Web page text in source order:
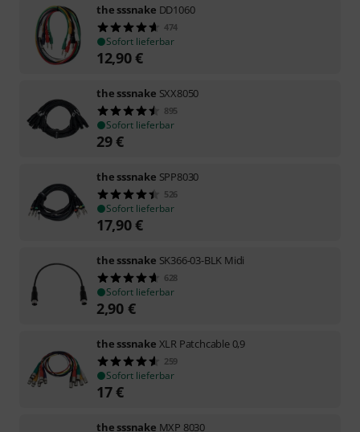
the sssnake DD1060
474
Sofort lieferbar
12,90€
the sssnake SXX8050
895
Sofort lieferbar
29€
the sssnake SPP8030
526
Sofort lieferbar
17,90€
the sssnake SK366-03-BLK Midi
628
Sofort lieferbar
2,90 €
the sssnake XLR Patchcable 0,9
259
Sofort lieferbar
17€
the sssnake MXP 8030